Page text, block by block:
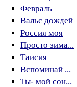
Февраль
Вальс дождей
Россия моя
Просто зима...
Таисия
Вспоминай ...
Ты- мой сон...